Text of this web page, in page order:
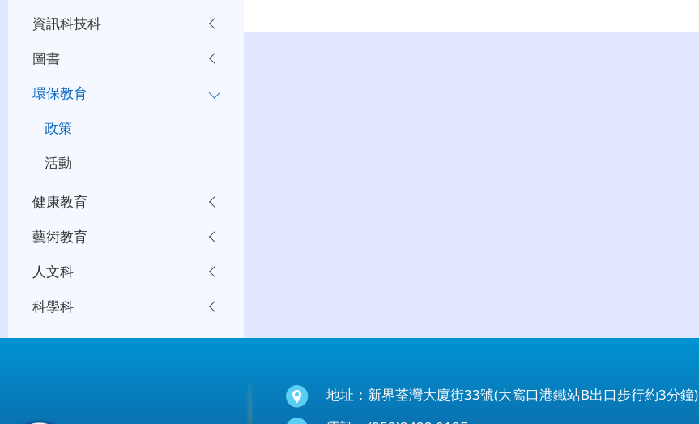
資訊科技科
圖書
環保教育
政策
活動
健康教育
藝術教育
人文科
科學科
地址：新界荃灣大廈街33號(大窩口港鐵站B出口步行約3分鐘)